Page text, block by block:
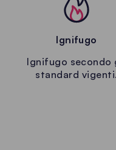
Ignifugo
Ignifugo secondo
standard vigenti.